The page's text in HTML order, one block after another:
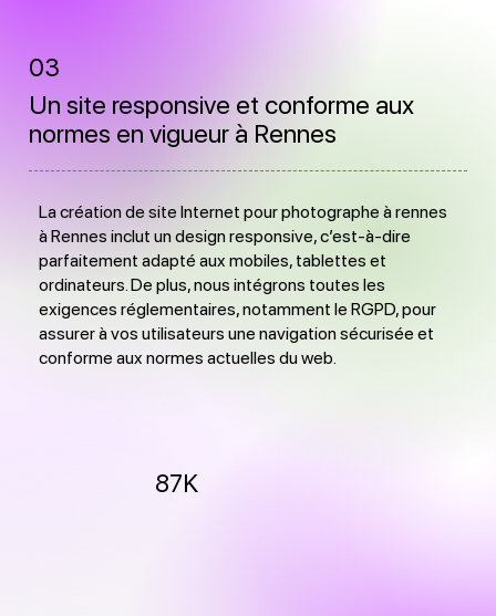
03
Un site responsive et conforme aux
normes en vigueur à Rennes
La création de site Internet pour photographe à rennes
à Rennes inclut un design responsive, c’est-à-dire
parfaitement adapté aux mobiles, tablettes et
ordinateurs. De plus, nous intégrons toutes les
exigences réglementaires, notamment le RGPD, pour
assurer à vos utilisateurs une navigation sécurisée et
conforme aux normes actuelles du web.
87K